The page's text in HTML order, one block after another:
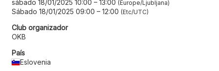
sábado 18/01/2025 10:00 – 13:00 Europe/Ljubljana
Sábado 18/01/2025 09:00 – 12:00 Etc/UTC
Club organizador
OKB
País
Eslovenia